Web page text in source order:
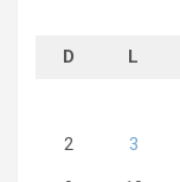
D L
2 3